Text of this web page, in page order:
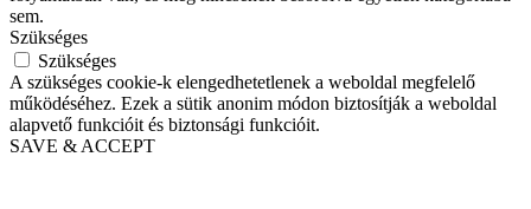
sem.
Szükséges
Szükséges
A szükséges cookie-k elengedhetetlenek a weboldal megfelelő
működéséhez. Ezek a sütik anonim módon biztosítják a weboldal
alapvető funkcióit és biztonsági funkcióit.
SAVE & ACCEPT